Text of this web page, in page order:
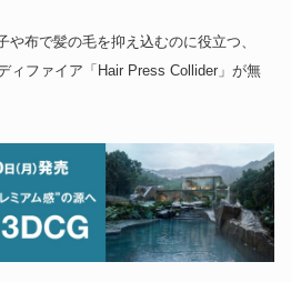
布で髪の毛を抑え込むのに役立つ、
ィファイア「Hair Press Collider」が無